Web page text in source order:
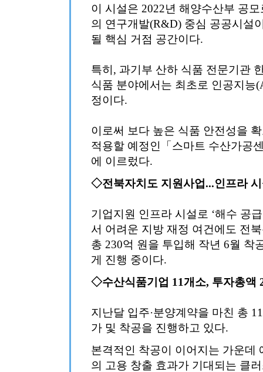
이 시설은 2022년 해양수산부 공
의 연구개발(R&D) 중심 공공시설
될 핵심 거점 공간이다.
특히, 과기부 산하 식품 전문기관
식품 분야에서는 최초로 인공지능
정이다.
이로써 보다 높은 식품 안전성을
적용할 예정인「스마트 수산가공
에 이르렀다.
◇전북자치도 지원사업...인프라
기업지원 인프라 시설로 ‘해수 공
서 어려운 지방 재정 여건에도 전
총 230억 원을 투입해 작년 6월 착
게 진행 중이다.
◇수산식품기업 11개소, 투자총액
지난달 입주·분양계약을 마친 총
가 및 착공을 진행하고 있다.
본격적인 착공이 이어지는 가운데
의 고용 창출 효과가 기대되는 클